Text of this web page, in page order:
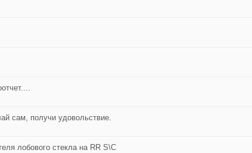
сам, получи удовольствие.
лобового стекла на RR S\C